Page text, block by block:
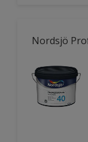
Nordsjö